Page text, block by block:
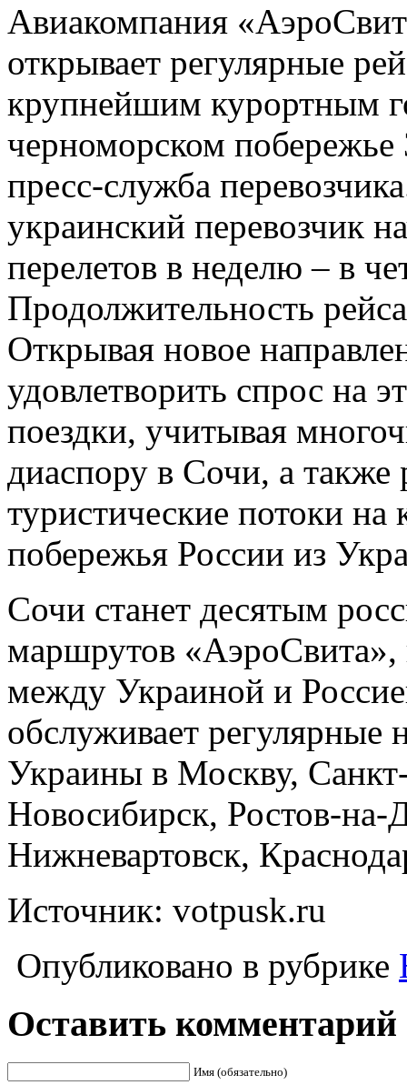
Авиакомпания
открывает регулярные
крупнейшим курортным
черноморском побережье
пресс-служба
украинский перевозчик
перелетов в неделю – в
Продолжительность
Открывая новое
удовлетворить спрос на
поездки, учитывая
диаспору в Сочи, а
туристические потоки
побережья России из
Сочи станет десятым
маршрутов «АэроСвита»,
между Украиной и
обслуживает регулярные
Украины в Москву,
Новосибирск, Ростов-на-
Нижневартовск,
Источник: votpusk.ru
Опубликовано в рубрике
Оставить комментарий
Имя (обязательно)